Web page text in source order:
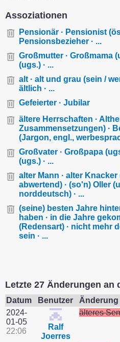
Assoziationen
Pensionär · Pensionist
Pensionsbezieher · ...
Großmutter · Großmama
(ugs.) · ...
alt · alt und grau (sein /
ältlich · ...
Gefeierter · Jubilar
ältere Herrschaften ·
Zusammensetzungen) ·
(Jargon, engl.,
Großvater · Großpapa
(ugs.) · ...
alter Mann · alter Knacker
abwertend) · (so'n) Oller
norddeutsch) · ...
(seine) besten Jahre
haben · in die Jahre
(Redensart) · nicht mehr
sein · ...
Letzte 27 Änderungen an
Datum Benutzer
Änderung
2024-
01-05
22:06
Ralf
Joerres
älteres